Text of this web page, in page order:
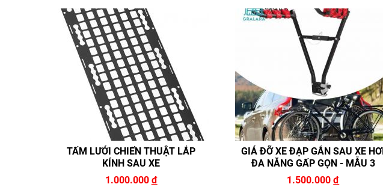
TẤM LƯỚI CHIẾN THUẬT LẮP
KÍNH SAU XE
1.000.000 đ
GIÁ ĐỠ XE ĐẠP GẮN SAU XE HƠI
ĐA NĂNG GẤP GỌN - MẪU 3
1.500.000đ